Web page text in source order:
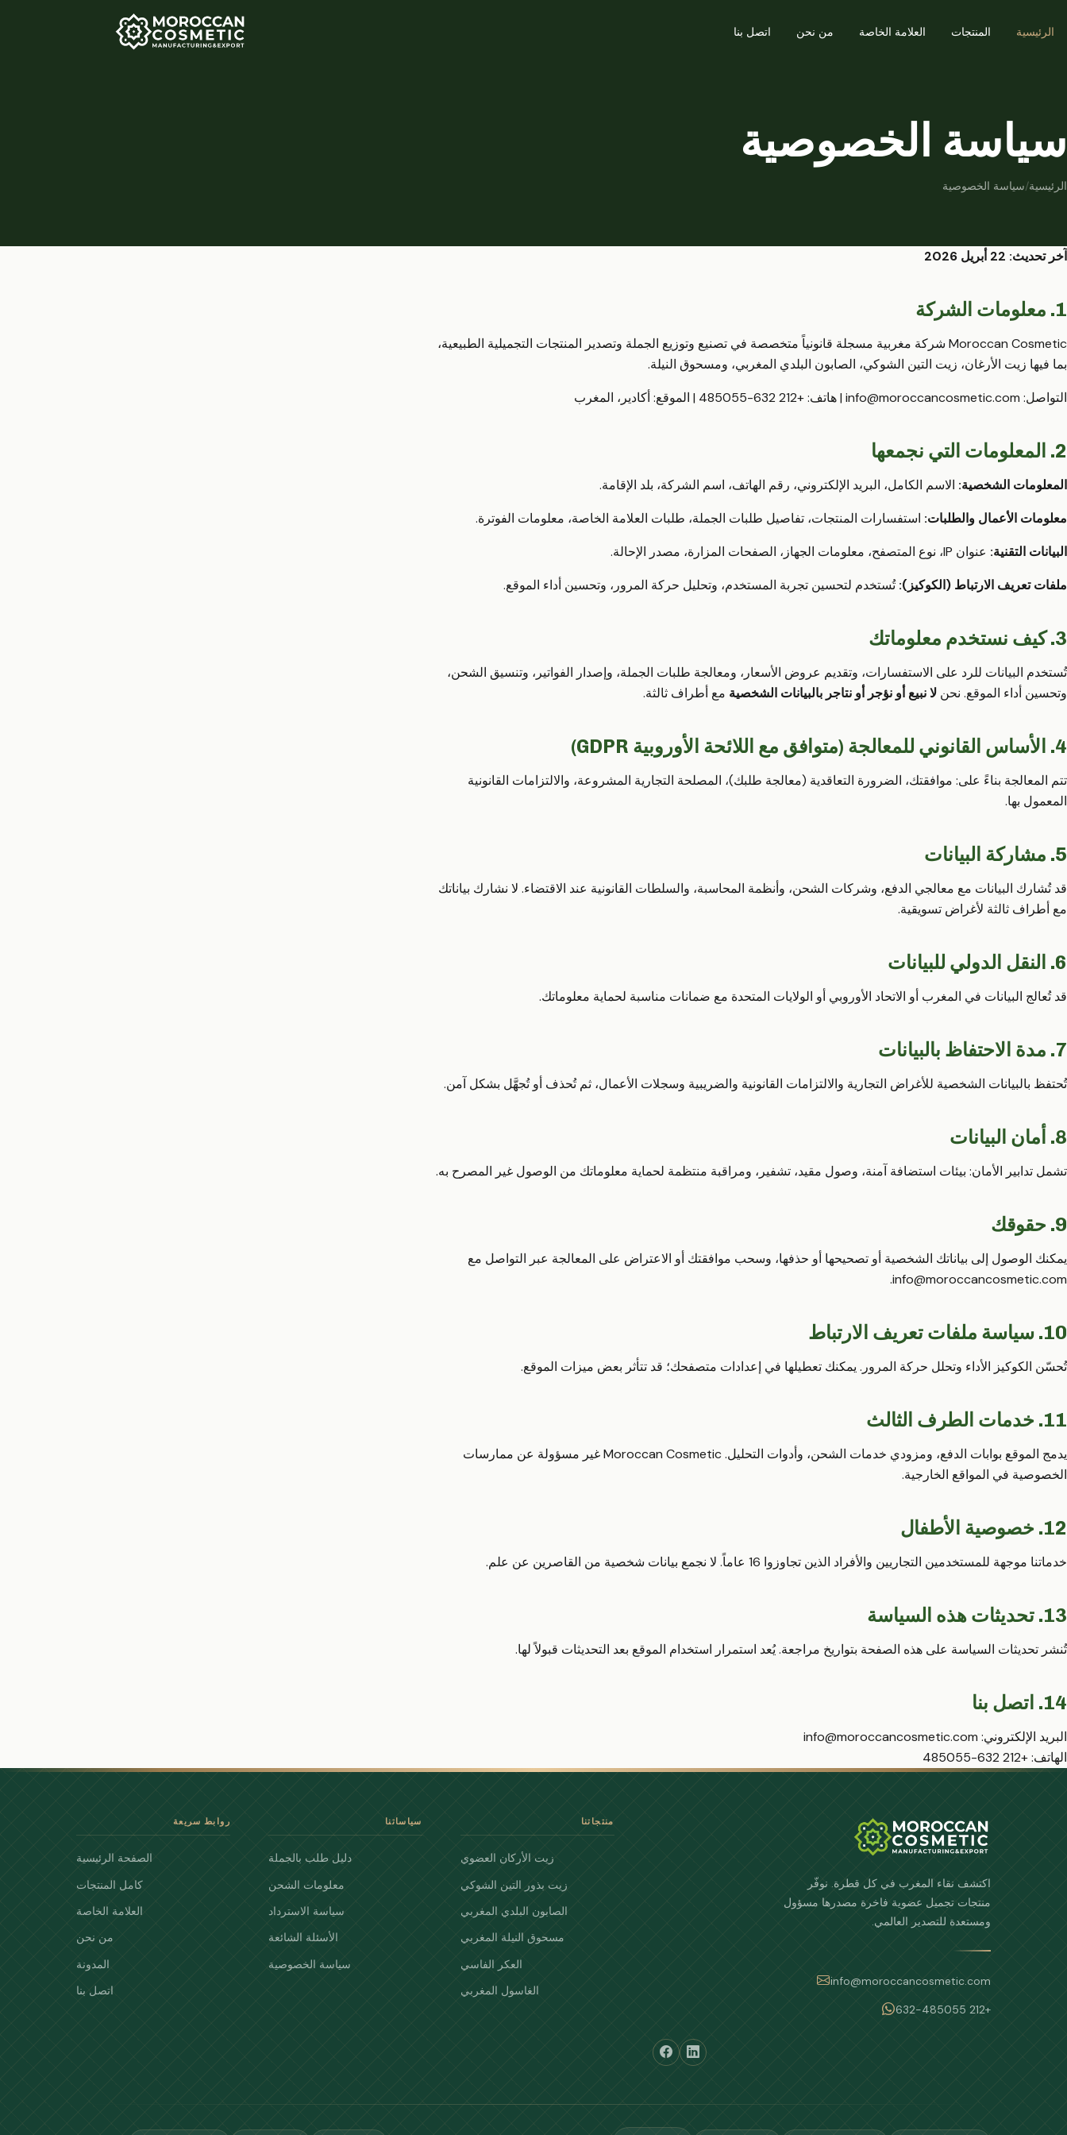
الرئيسية المنتجات العلامة الخاصة من نحن اتصل بنا
سياسة الخصوصية
الرئيسية/سياسة الخصوصية
آخر تحديث: 22 أبريل 2026
1. معلومات الشركة
Moroccan Cosmetic شركة مغربية مسجلة قانونياً متخصصة في تصنيع وتوزيع الجملة وتصدير المنتجات التجميلية الطبيعية،
بما فيها زيت الأرغان، زيت التين الشوكي، الصابون البلدي المغربي، ومسحوق النيلة.
التواصل: info@moroccancosmetic.com | هاتف:+212 632-485055 | الموقع: أكادير، المغرب
2. المعلومات التي نجمعها
المعلومات الشخصية: الاسم الكامل، البريد الإلكتروني، رقم الهاتف، اسم الشركة، بلد الإقامة.
معلومات الأعمال والطلبات: استفسارات المنتجات، تفاصيل طلبات الجملة، طلبات العلامة الخاصة، معلومات الفوترة.
البيانات التقنية: عنوان IP، نوع المتصفح، معلومات الجهاز، الصفحات المزارة، مصدر الإحالة.
ملفات تعريف الارتباط (الكوكيز):تُستخدم لتحسين تجربة المستخدم، وتحليل حركة المرور، وتحسين أداء الموقع.
3. كيف نستخدم معلوماتك
تُستخدم البيانات للرد على الاستفسارات، وتقديم عروض الأسعار، ومعالجة طلبات الجملة، وإصدار الفواتير، وتنسيق الشحن،
وتحسين أداء الموقع. نحن لا نبيع أو نؤجر أو نتاجر بالبيانات الشخصية مع أطراف ثالثة.
4. الأساس القانوني للمعالجة (متوافق مع اللائحة الأوروبية GDPR)
تتم المعالجة بناءً على: موافقتك، الضرورة التعاقدية (معالجة طلبك)، المصلحة التجارية المشروعة، والالتزامات القانونية
المعمول بها.
5. مشاركة البيانات
قد تُشارك البيانات مع معالجي الدفع، وشركات الشحن، وأنظمة المحاسبة، والسلطات القانونية عند الاقتضاء. لا نشارك بياناتك
مع أطراف ثالثة لأغراض تسويقية.
6. النقل الدولي للبيانات
قد تُعالج البيانات في المغرب أو الاتحاد الأوروبي أو الولايات المتحدة مع ضمانات مناسبة لحماية معلوماتك.
7. مدة الاحتفاظ بالبيانات
تُحتفظ بالبيانات الشخصية للأغراض التجارية والالتزامات القانونية والضريبية وسجلات الأعمال، ثم تُحذف أو تُجهَّل بشكل آمن.
8. أمان البيانات
تشمل تدابير الأمان: بيئات استضافة آمنة، وصول مقيد، تشفير، ومراقبة منتظمة لحماية معلوماتك من الوصول غير المصرح به.
9. حقوقك
يمكنك الوصول إلى بياناتك الشخصية أو تصحيحها أو حذفها، وسحب موافقتك أو الاعتراض على المعالجة عبر التواصل مع
info@moroccancosmetic.com
.
10. سياسة ملفات تعريف الارتباط
تُحسّن الكوكيز الأداء وتحلل حركة المرور. يمكنك تعطيلها في إعدادات متصفحك؛ قد تتأثر بعض ميزات الموقع.
11. خدمات الطرف الثالث
يدمج الموقع بوابات الدفع، ومزودي خدمات الشحن، وأدوات التحليل. Moroccan Cosmetic غير مسؤولة عن ممارسات
الخصوصية في المواقع الخارجية.
12. خصوصية الأطفال
خدماتنا موجهة للمستخدمين التجاريين والأفراد الذين تجاوزوا 16 عاماً. لا نجمع بيانات شخصية من القاصرين عن علم.
13. تحديثات هذه السياسة
تُنشر تحديثات السياسة على هذه الصفحة بتواريخ مراجعة. يُعد استمرار استخدام الموقع بعد التحديثات قبولاً لها.
14. اتصل بنا
البريد الإلكتروني: info@moroccancosmetic.com
الهاتف:+212 632-485055
اكتشف نقاء المغرب في كل قطرة. نوفّر
منتجات تجميل عضوية فاخرة مصدرها مسؤول
ومستعدة للتصدير العالمي.
info@moroccancosmetic.com
+212 632-485055
منتجاتنا
زيت الأركان العضوي
زيت بذور التين الشوكي
الصابون البلدي المغربي
مسحوق النيلة المغربي
العكر الفاسي
الغاسول المغربي
سياساتنا
دليل طلب بالجملة
معلومات الشحن
سياسة الاسترداد
الأسئلة الشائعة
سياسة الخصوصية
روابط سريعة
الصفحة الرئيسية
كامل المنتجات
العلامة الخاصة
من نحن
المدونة
اتصل بنا